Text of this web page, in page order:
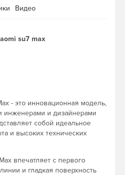
Видео
su7 max
- это инновационная модель,
инженерами и дизайнерами
собой идеальное
и высоких технических
впечатляет с первого
и гладкая поверхность